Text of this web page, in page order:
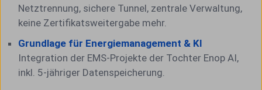
Netztrennung, sichere Tunnel, zentrale Verwaltung,
keine Zertifikatsweitergabe mehr.
Grundlage für Energiemanagement & KI
Integration der EMS-Projekte der Tochter Enop AI,
inkl. 5-jähriger Datenspeicherung.